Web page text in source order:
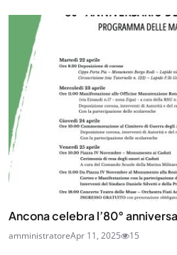
Ancona celebra l’80°
amministratoreApr 11, 2025 15